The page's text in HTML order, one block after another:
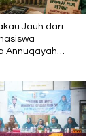
Jauh dari
Annuqayah